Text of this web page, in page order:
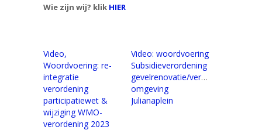
Wie zijn wij? klik HIER
Video,
Woordvoering: re-
integratie
verordening
participatiewet &
wijziging WMO-
verordening 2023
Video: woordvoering
Subsidieverordening
gevelrenovatie/verbetering
omgeving
Julianaplein